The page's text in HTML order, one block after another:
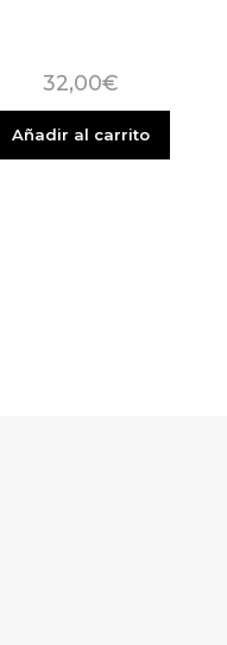
32,00€
Añadir al carrito